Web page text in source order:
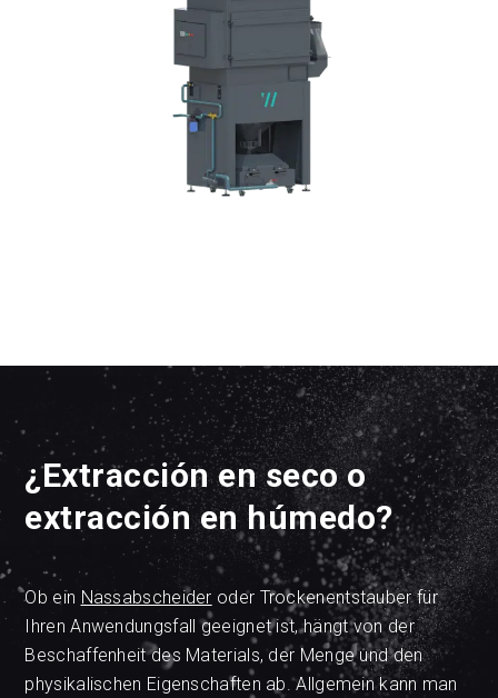
¿Extracción en seco o
extracción en húmedo?
Ob ein Nassabscheider oder Trockenentstauber für
Ihren Anwendungsfall geeignet ist, hängt von der
Beschaffenheit des Materials, der Menge und den
physikalischen Eigenschaften ab. Allgemein kann man